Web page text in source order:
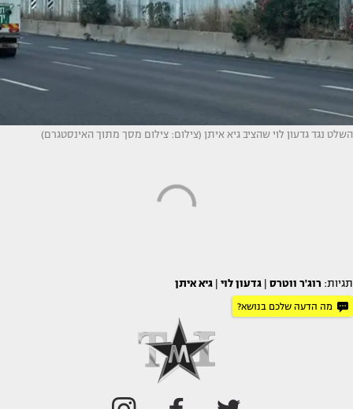
השלט נגד גדעון לוי שהציב גיא איתן (צילום: צילום מסך מתוך האינסטגרם)
תגיות: רוג'ר ווטרס גדעון לוי גיא איתן
מה הדעה שלכם בנושא?